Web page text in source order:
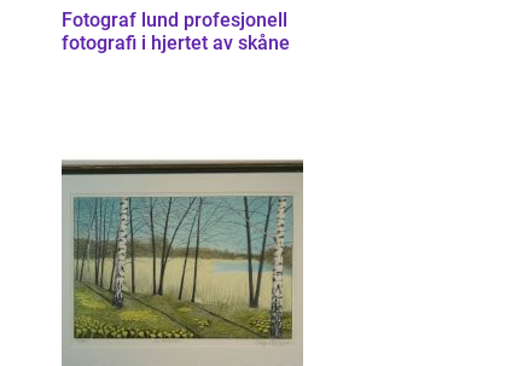
Fotograf lund profesjonell
fotografi i hjertet av skåne